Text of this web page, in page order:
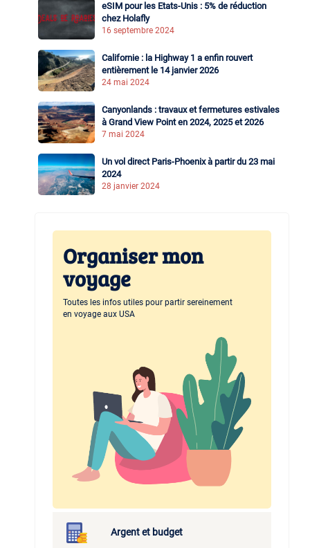
eSIM pour les Etats-Unis : 5% de réduction
chez Holafly
16 septembre 2024
Californie : la Highway 1 a enfin rouvert
entièrement le 14 janvier 2026
24 mai 2024
Canyonlands : travaux et fermetures estivales
à Grand View Point en 2024, 2025 et 2026
7 mai 2024
Un vol direct Paris-Phoenix à partir du 23 mai
2024
28 janvier 2024
Organiser mon
voyage
Toutes les infos utiles pour partir sereinement
en voyage aux USA
Argent et budget